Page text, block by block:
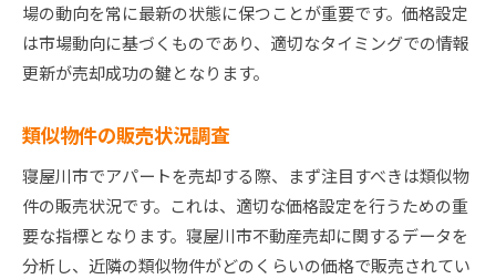
場の動向を常に最新の状態に保つことが重要です。価格設定
は市場動向に基づくものであり、適切なタイミングでの情報
更新が売却成功の鍵となります。
類似物件の販売状況調査
寝屋川市でアパートを売却する際、まず注目すべきは類似物
件の販売状況です。これは、適切な価格設定を行うための重
要な指標となります。寝屋川市不動産売却に関するデータを
分析し、近隣の類似物件がどのくらいの価格で販売されてい